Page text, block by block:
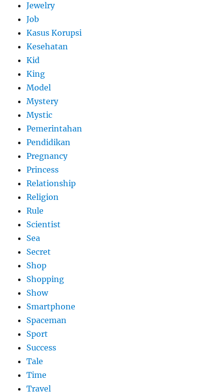
Jewelry
Job
Kasus Korupsi
Kesehatan
Kid
King
Model
Mystery
Mystic
Pemerintahan
Pendidikan
Pregnancy
Princess
Relationship
Religion
Rule
Scientist
Sea
Secret
Shop
Shopping
Show
Smartphone
Spaceman
Sport
Success
Tale
Time
Travel